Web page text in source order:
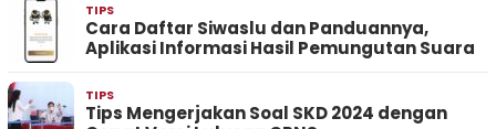
TIPS
Cara Daftar Siwaslu dan Panduannya,
Aplikasi Informasi Hasil Pemungutan Suara
TIPS
Tips Mengerjakan Soal SKD 2024 dengan